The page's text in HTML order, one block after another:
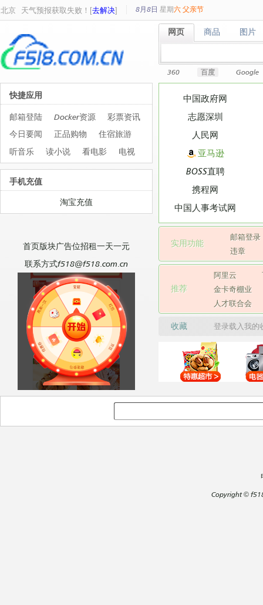
北京 天气预报获取失败！[去解决] 8月8日 星期六 父亲节
网页
网页 商品
商品 图片
图片
360 百度 Google
中国政府网
志愿深圳
人民网
亚马逊
BOSS直聘
携程网
中国人事考试网
实用功能
邮箱登录
违章
推荐
阿里云
金卡奇棚业
人才联合会
收藏 登录载入我
快捷应用
邮箱登陆 Docker资源
彩票资讯
今日要闻
正品购物
住宿旅游
听音乐
读小说 看电影 电视
手机充值
淘宝充值
首页版块广告位招租一天一元
联系方式f518@f518.com.cn
Copyright©